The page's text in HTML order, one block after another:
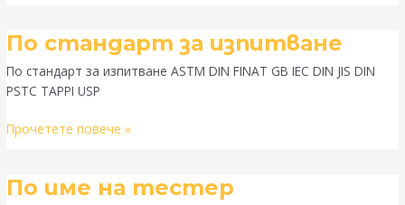
По стандарт за изпитване
По стандарт за изпитване ASTM DIN FINAT GB IEC DIN JIS DIN
PSTC TAPPI USP
По
за
изпитване
Прочетете повече »
По име на тестер
По